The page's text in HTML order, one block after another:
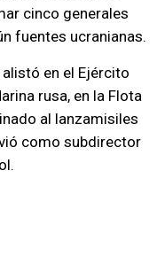
cinco generales
fuentes ucranianas.
alistó en el Ejército
rusa, en la Flota
al lanzamisiles
como subdirector